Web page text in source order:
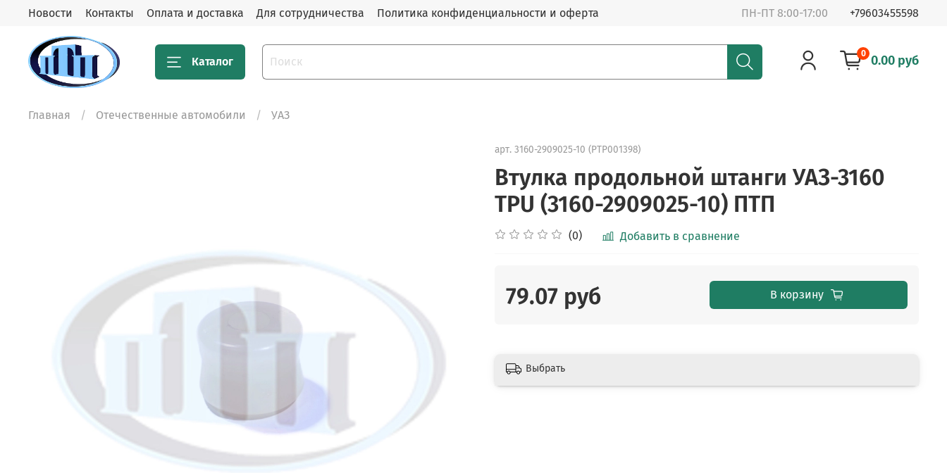
Новости Контакты Оплата и доставка Для сотрудничества Политика конфиденциальности и оферта ПН-ПТ 8:00-17:00 +79603455598
Каталог
0 0.00 руб
Главная Отечественные автомобили УАЗ
арт. 3160-2909025-10 (PTP001398)
Втулка продольной штанги УАЗ-3160
TPU (3160-2909025-10) ПТП
(0) Добавить в сравнение
79.07 руб В корзину
Выбрать